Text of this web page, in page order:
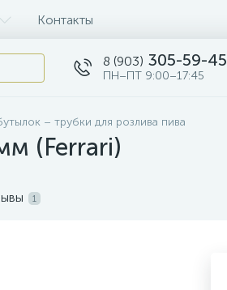
Контакты
8 (903) 305-59-45
ПН–ПТ 9:00–17:45
– трубки для розлива пива
(Ferrari)
1